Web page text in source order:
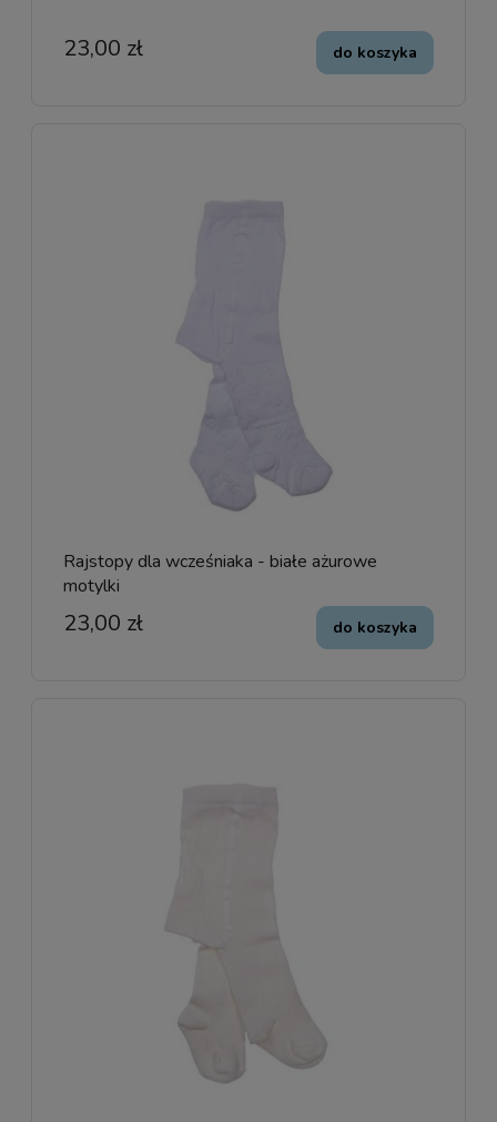
23,00 zł do koszyka
Rajstopy dla wcześniaka - białe ażurowe
motylki
23,00 zł do koszyka